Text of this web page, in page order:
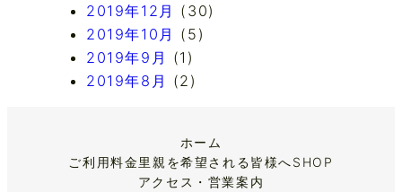
2019年12月 (30)
2019年10月 (5)
2019年9月 (1)
2019年8月 (2)
ホーム
ご利用料金里親を希望される皆様へSHOP
アクセス・営業案内